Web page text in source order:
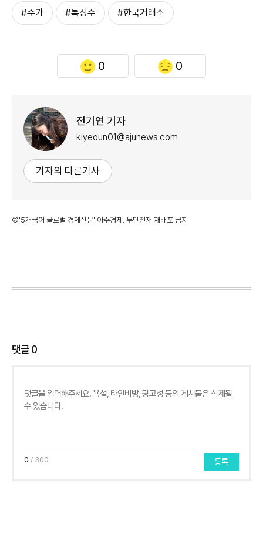
#주가 #특징주 #한국거래소
0 0
전기연 기자
kiyeoun01@ajunews.com
기자의 다른기사
©'5개국어 글로벌 경제신문' 아주경제. 무단전재·재배포 금지
댓글0
0 / 300 등록